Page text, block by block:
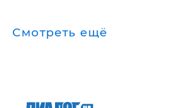
Смотреть ещё